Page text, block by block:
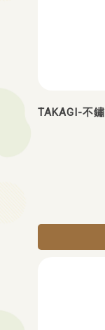
TAKAGI-不